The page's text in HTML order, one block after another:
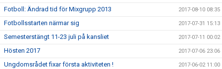
Fotboll: Ändrad tid för Mixgrupp 2013 2017-08-10 08:35
Fotbollsstarten närmar sig 2017-07-31 15:13
Semesterstängt 11-23 juli på kansliet 2017-07-11 00:02
Hösten 2017 2017-07-06 23:06
Ungdomsrådet fixar första aktiviteten ! 2017-06-02 11:00